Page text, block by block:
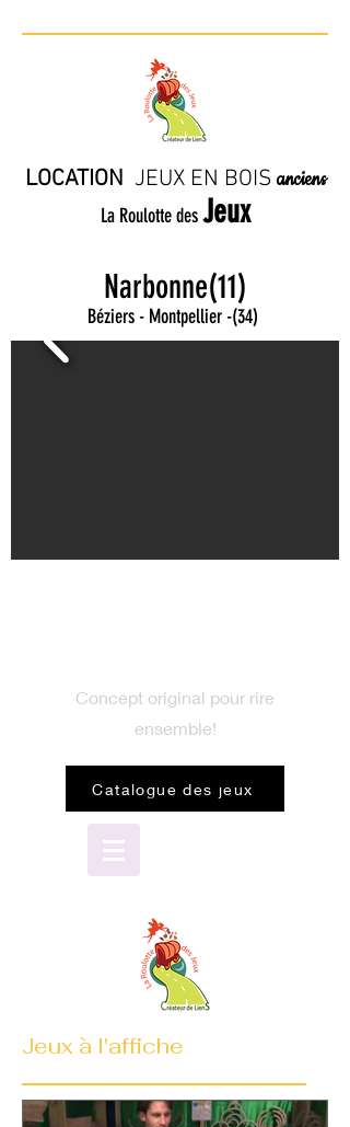
LOCATION JEUX EN BOIS anciens
La Roulotte des Jeux
Narbonne(11)
Béziers - Montpellier -(34)
Concept original pour rire
ensemble!
Catalogue des jeux
Jeux à l'affiche